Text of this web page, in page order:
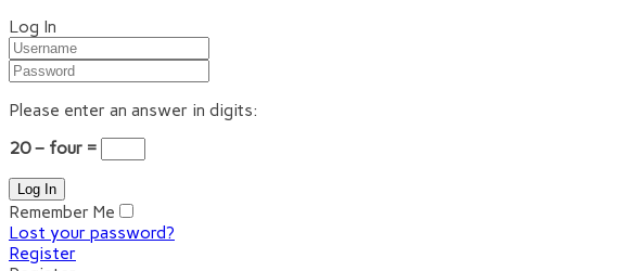
Log In
Please enter an answer in digits:
20 − four =
Remember Me
Lost your password?
Register